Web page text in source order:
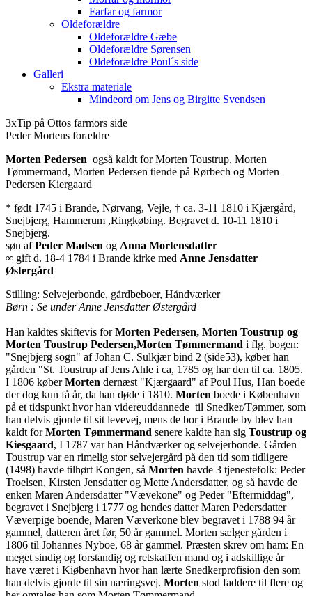
Farfar og farmor
Oldeforældre
Oldeforældre Gæbe
Oldeforældre Sørensen
Oldeforældre Poul´s side
Galleri
Ekstra materiale
Mindeord om Jens og Birgitte Svendsen
3xTip på Ottos farmors side
Peder Mortens forældre
Morten Pedersen også kaldt for Morten Toustrup, Morten
Tømmermand, Morten Pedersen tiende på Rørbech og Morten
Pedersen Kiergaard
* født 1745 i Brande, Nørvang, Vejle, † ca. 3-11 1810 i Kjærgård,
Snejbjerg, Hammerum ,Ringkøbing. Begravet d. 10-11 1810 i
Snejbjerg.
søn afPeder Madsen og Anna Mortensdatter
∞ gift d. 18-4 1784 i Brande kirke med Anne Jensdatter
Østergård
Stilling: Selvejerbonde, gårdbeboer, Håndværker
Børn : Se under Anne Jensdatter Østergård
Han kaldtes skiftevis forMorten Pedersen, Morten Toustrup og
Morten Toustrup Pedersen,Morten Tømmermand i flg. bogen:
"Snejbjerg sogn" af Johan C. Sulkjær bind 2 (side53), køber han
gården "St. Toustrup af Jens Ahle i ca, 1785 og har den til ca. 1805.
I 1806 køberMorten dernæst "Kjærgaard" af Poul Hus, Han boede
der dog kun få år, da han døde i 1810. Morten boede i København
på et tidspunkt hvor han videreuddannede til Snedker/Tømmer, som
han delvis gjorde til sit levevej, mens de bor i Brande by blev han
kaldt forMorten Tømmermand senere kaldte han sig Toustrup og
Kiesgaard, I 1787 var han Håndværker og selvejerbonde. Gården
Toustrup var en rimelig stor selvejergård på den tid som tidligere
(1498) havde tilhørt Kongen, så Morten havde 3 tjenestefolk: Peder
Troelsen, Kirsten Jensdatter og Mette Andersdatter, og så havde de
enken Maren Andersdatter "Vævekone" og Peder "Eftermiddag",
begravet i Snejbjerg i 1777 og hendes datter Maren Pedersdatter
Væverpige boende, Maren Væverkone blev begravet i 1788 94 år
gammel, datteren året før, 50 år gammel. Morten sælger gården i
1806 til Johannes Nyboe, 68 år gammel. Præsten skrev om ham: En
meget sindig og forstandig og retskaffen mand og i adskillige år
have været i Kiøbenhavn hvor han lærte Snedkerprofision den som
han delvis gjorde til sin næringsvej. Morten stod faddere til flere og